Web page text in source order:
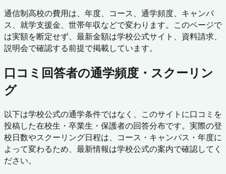
通信制高校の費用は、年度、コース、通学頻度、キャンパ
ス、就学支援金、世帯年収などで変わります。このページで
は実額を断定せず、最新金額は学校公式サイト、資料請求、
説明会で確認する前提で掲載しています。
口コミ回答者の通学頻度・スクーリン
グ
以下は学校公式の通学条件ではなく、このサイトに口コミを
投稿した在校生・卒業生・保護者の回答分布です。実際の登
校日数やスクーリング日程は、コース・キャンパス・年度に
よって変わるため、最新情報は学校公式の案内で確認してく
ださい。